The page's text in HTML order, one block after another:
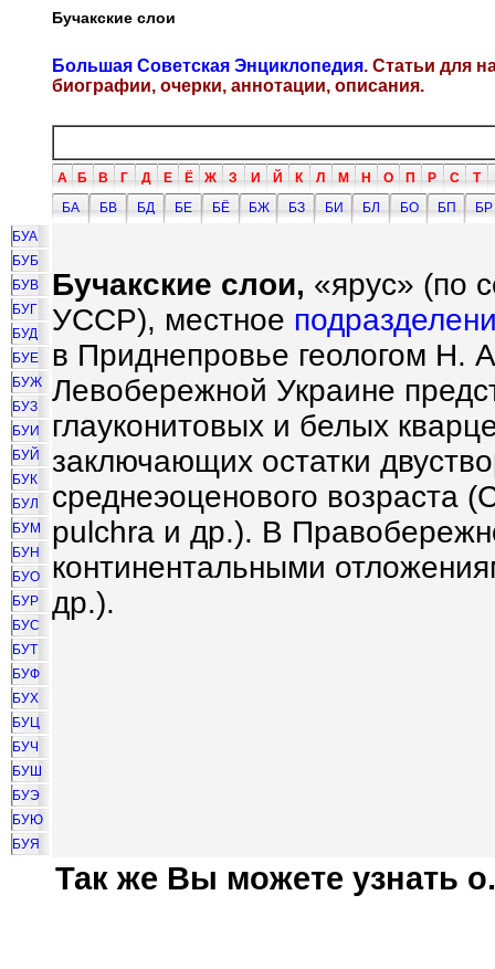
Бучакские слои
Большая Советская Энциклопедия. Статьи для
биографии, очерки, аннотации, описания.
А Б В Г Д Е Ё Ж З И Й К Л М Н О П Р С Т
БА
БВ БД БЕ БЁ БЖ БЗ БИ БЛ БО БП
БР
БУА
БУБ
БУВ
БУГ
БУД
БУЕ
БУЖ
БУЗ
БУИ
БУЙ
БУК
БУЛ
БУМ
БУН
БУО
БУР
БУС
БУТ
БУФ
БУХ
БУЦ
БУЧ
БУШ
БУЭ
БУЮ
БУЯ
Бучакские слои, «ярус» (по
УССР), местное
в Приднепровье геологом Н.
Левобережной Украине
глауконитовых и белых
заключающих остатки
среднеэоценового возраста
pulchra и др.). В
континентальными
др.).
Так же Вы можете узнать